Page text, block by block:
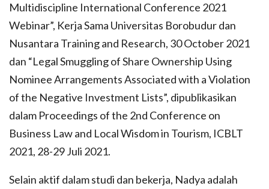
Multidiscipline International Conference 2021
Webinar”, Kerja Sama Universitas Borobudur dan
Nusantara Training and Research, 30 October 2021
dan “Legal Smuggling of Share Ownership Using
Nominee Arrangements Associated with a Violation
of the Negative Investment Lists”, dipublikasikan
dalam Proceedings of the 2nd Conference on
Business Law and Local Wisdom in Tourism, ICBLT
2021, 28-29 Juli 2021.
Selain aktif dalam studi dan bekerja, Nadya adalah